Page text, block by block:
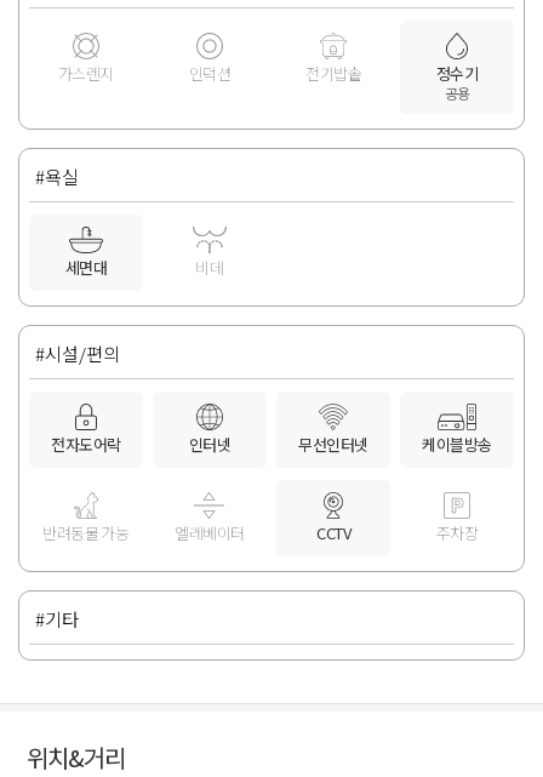
가스렌지 인덕션 전기밥솥 정수기
공용
#욕실
세면대 비데
#시설/편의
전자도어락 인터넷 무선인터넷 케이블방송
반려동물 가능 엘레베이터 CCTV 주차장
#기타
위치&거리